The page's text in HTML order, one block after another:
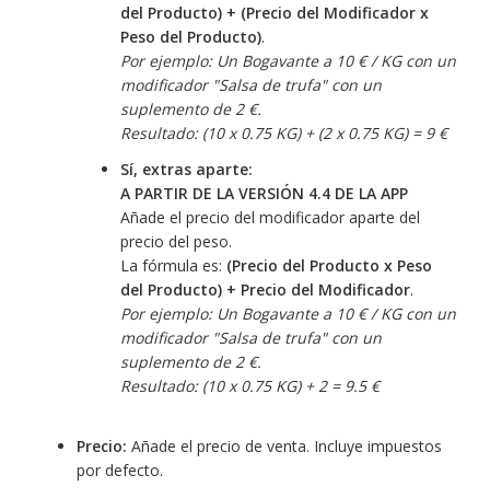
del Producto) + (Precio del Modificador x
Peso del Producto).
Por ejemplo: Un Bogavante a 10 € / KG con un
modificador "Salsa de trufa" con un
suplemento de 2 €.
Resultado: (10 x 0.75 KG) + (2 x 0.75 KG) = 9 €
Sí, extras aparte:
A PARTIR DE LA VERSIÓN 4.4 DE LA APP
Añade el precio del modificador aparte del
precio del peso.
La fórmula es: (Precio del Producto x Peso
del Producto) + Precio del Modificador.
Por ejemplo: Un Bogavante a 10 € / KG con un
modificador "Salsa de trufa" con un
suplemento de 2 €.
Resultado: (10 x 0.75 KG) + 2 = 9.5 €
Precio: Añade el precio de venta. Incluye impuestos
por defecto.